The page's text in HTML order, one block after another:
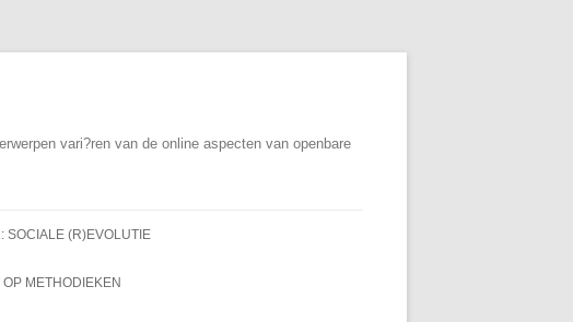
vari?ren van de online aspecten van openbare
SOCIALE (R)EVOLUTIE
METHODIEKEN